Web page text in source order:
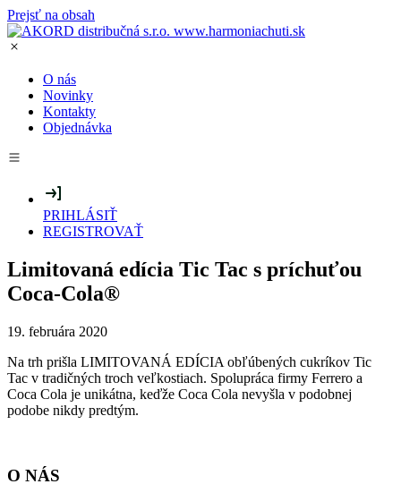
Prejsť na obsah
O nás
Novinky
Kontakty
Objednávka
PRIHLÁSIŤ
REGISTROVAŤ
Limitovaná edícia Tic Tac s príchuťou
Coca-Cola®
19. februára 2020
Na trh prišla LIMITOVANÁ EDÍCIA obľúbených cukríkov Tic
Tac v tradičných troch veľkostiach. Spolupráca firmy Ferrero a
Coca Cola je unikátna, keďže Coca Cola nevyšla v podobnej
podobe nikdy predtým.
O NÁS